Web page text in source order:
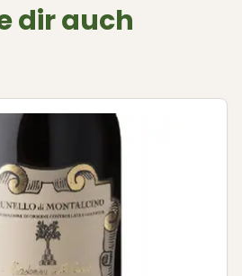
dir auch